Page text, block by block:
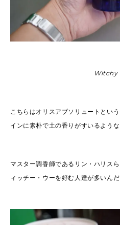
Witchy
こちらはオリスアブソリュートとい
インに素朴で土の香りがすいるような
マスター調香師であるリン・ハリス
ィッチー・ウーを好む人達が多いんだ